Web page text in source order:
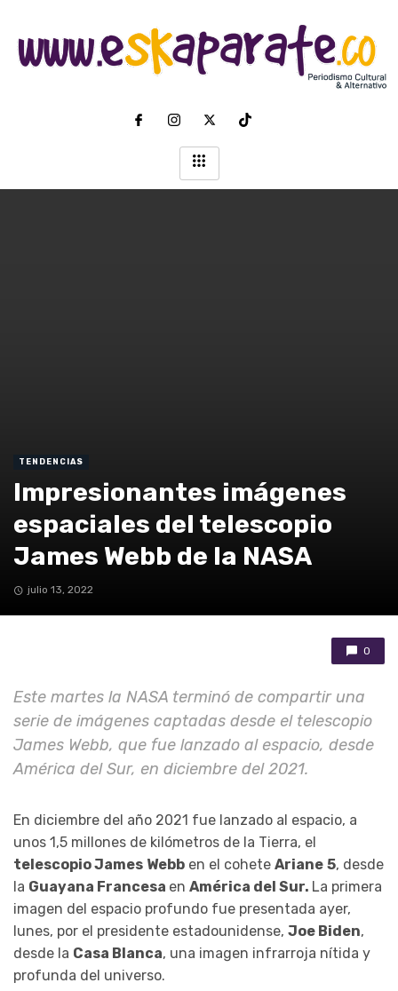
TENDENCIAS
Impresionantes imágenes
espaciales del telescopio
James Webb de la NASA
julio 13, 2022
0
Este martes la NASA terminó de compartir una
serie de imágenes captadas desde el telescopio
James Webb, que fue lanzado al espacio, desde
América del Sur, en diciembre del 2021.
En diciembre del año 2021 fue lanzado al espacio, a
unos 1,5 millones de kilómetros de la Tierra, el
telescopio James Webb en el cohete Ariane 5, desde
la Guayana Francesa en América del Sur. La primera
imagen del espacio profundo fue presentada ayer,
lunes, por el presidente estadounidense, Joe Biden,
desde la Casa Blanca, una imagen infrarroja nítida y
profunda del universo.